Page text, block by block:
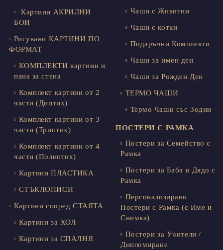
Картини АКРИЛНИ
БОИ
Рисувани КАРТИНИ ПО
ФОРМАТ
КОМПЛЕКТИ картини и
пана за стена
Комплект картини от 2
части (Диптих)
Комплект картини от 3
части (Триптих)
Комплект картини от 4
части (Полиптих)
Картини ПЛАСТИКА
СТЪКЛОПИСИ
Картини според СТАЯТА
Картини за ХОЛ
Картини за СПАЛНЯ
Чаши с Животни
Чаши с котки
Подаръчни Комплекти
Чаши за имен ден
Чаши за Рожден Ден
ТЕРМО ЧАШИ
Термо Чаши със Зодии
ПОСТЕРИ С РАМКА
Постери за Семейство с
Рамка
Постери за Баба и Дядо с
Рамка
Персонализирани
Постери с Рамка (с Име и
Снимка)
Постери за Учители /
Дипломиране